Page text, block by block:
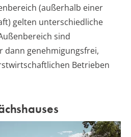
(außerhalb einer
gelten unterschiedliche
sind
dann genehmigungsfrei,
Betrieben